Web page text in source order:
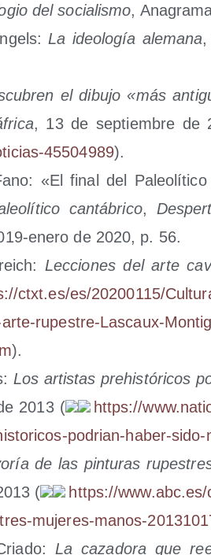
del socia­lis­mo,
La ideo­lo­gía ale­ma­na,
el dibu­jo «más
, 13 de sep­tiem­bre de
​4​5​5​0​4​989).
«El final del
can­tá­bri­co,
enero de 2020, p. 56.
Lec­cio­nes del arte
​ctxt​.es/​e​s​/​2​0​2​0​0​1​1​5​/​
​r​u​p​e​s​t​r​e​-​L​a​s​c​a​u​x​-​
).
Los artis­tas pre­his­tó­ri­cos
2013 (
https://​
​p​o​d​r​i​a​n​-​h​a​b​e​r​-​s​i​d​o​-​
de las pin­tu­ras
(
https://​
​m​u​j​e​r​e​s​-​m​a​n​o​s​-​
La caza­do­ra que